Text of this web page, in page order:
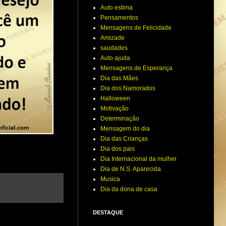
Auto estima
Pensamentos
Mensagens de Felicidade
Amizade
saudades
Auto ajuda
Mensagens de Esperança
Dia das Mães
Dia dos Namorados
Halloween
Motivação
Determinação
Mensagem do dia
Dia das Crianças
Dia dos pais
Dia Internacional da mulher
Dia de N.S. Aparecida
Musica
Dia da dona de casa
DESTAQUE